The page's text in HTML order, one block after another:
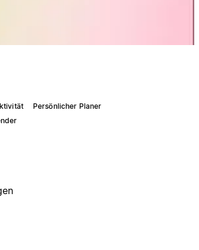
Persönlicher Planer